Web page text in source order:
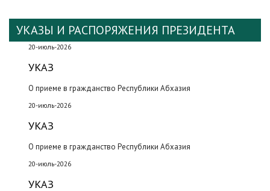
УКАЗЫ И РАСПОРЯЖЕНИЯ ПРЕЗИДЕНТА
20-июль-2026
УКАЗ
О приеме в гражданство Республики Абхазия
20-июль-2026
УКАЗ
О приеме в гражданство Республики Абхазия
20-июль-2026
УКАЗ